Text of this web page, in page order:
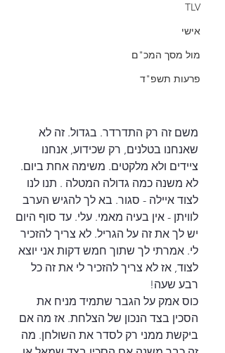
TLV
אישי
מול מסך המכ"ם
פרעות תשפ"ד
משם זה רק התדרדר. בגדול. זה לא
שאנחנו בטלנים, רק שכידוע, אנחנו
ציידים ולא מלקטים. משימה אחת ביום.
לא משנה כמה גדולה המטלה . תנו לנו
לצוד איילה - סגור. בא לך להגיש הערב
לוויתן - אין בעיה מאמי. עלי. עד סוף היום
יש לך את זה על הגריל. לא צריך להזכיר
לי. אמרתי לך שתוך חמש דקות אני יוצא
לצוד, אז לא צריך להזכיר לי את זה כל
רבע שעה!
כוס אמק על הגבר שתמיד מניח את
הסכין בצד הנכון של הצלחת. אז מה אם
ביקשת ממני רק לסדר את השולחן. מה